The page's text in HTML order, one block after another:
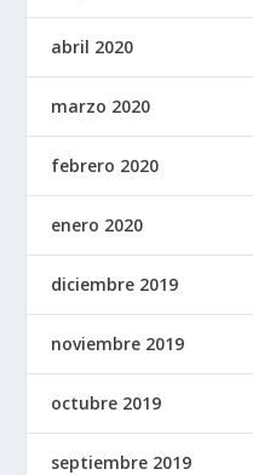
abril 2020
marzo 2020
febrero 2020
enero 2020
diciembre 2019
noviembre 2019
octubre 2019
septiembre 2019